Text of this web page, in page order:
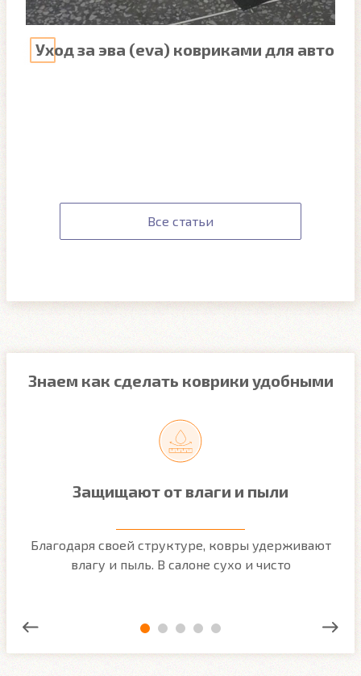
Уход за эва (eva) ковриками для авто
Все статьи
Знаем как сделать коврики удобными
Защищают от влаги и пыли
Благодаря своей структуре, ковры удерживают
влагу и пыль. В салоне сухо и чисто